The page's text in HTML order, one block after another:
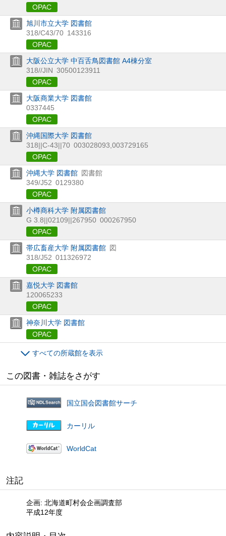
OPAC
旭川市立大学 図書館
318/C43/70 143316
OPAC
大阪公立大学 中百舌鳥図書館 A4棟分室
318//JIN 30500123911
OPAC
大阪商業大学 図書館
0337445
OPAC
沖縄国際大学 図書館
318||C-43||70 003028093,003729165
OPAC
沖縄大学 図書館 図書館
349/J52 0129380
OPAC
小樽商科大学 附属図書館
G 3.8||02109||267950 000267950
OPAC
帯広畜産大学 附属図書館 図
318/J52 011326972
OPAC
嘉悦大学 図書館
120065233
OPAC
神奈川大学 図書館
OPAC
すべての所蔵館を表示
この図書・雑誌をさがす
国立国会図書館サーチ
カーリル
WorldCat
注記
企画: 北海道町村会企画調査部
平成12年度